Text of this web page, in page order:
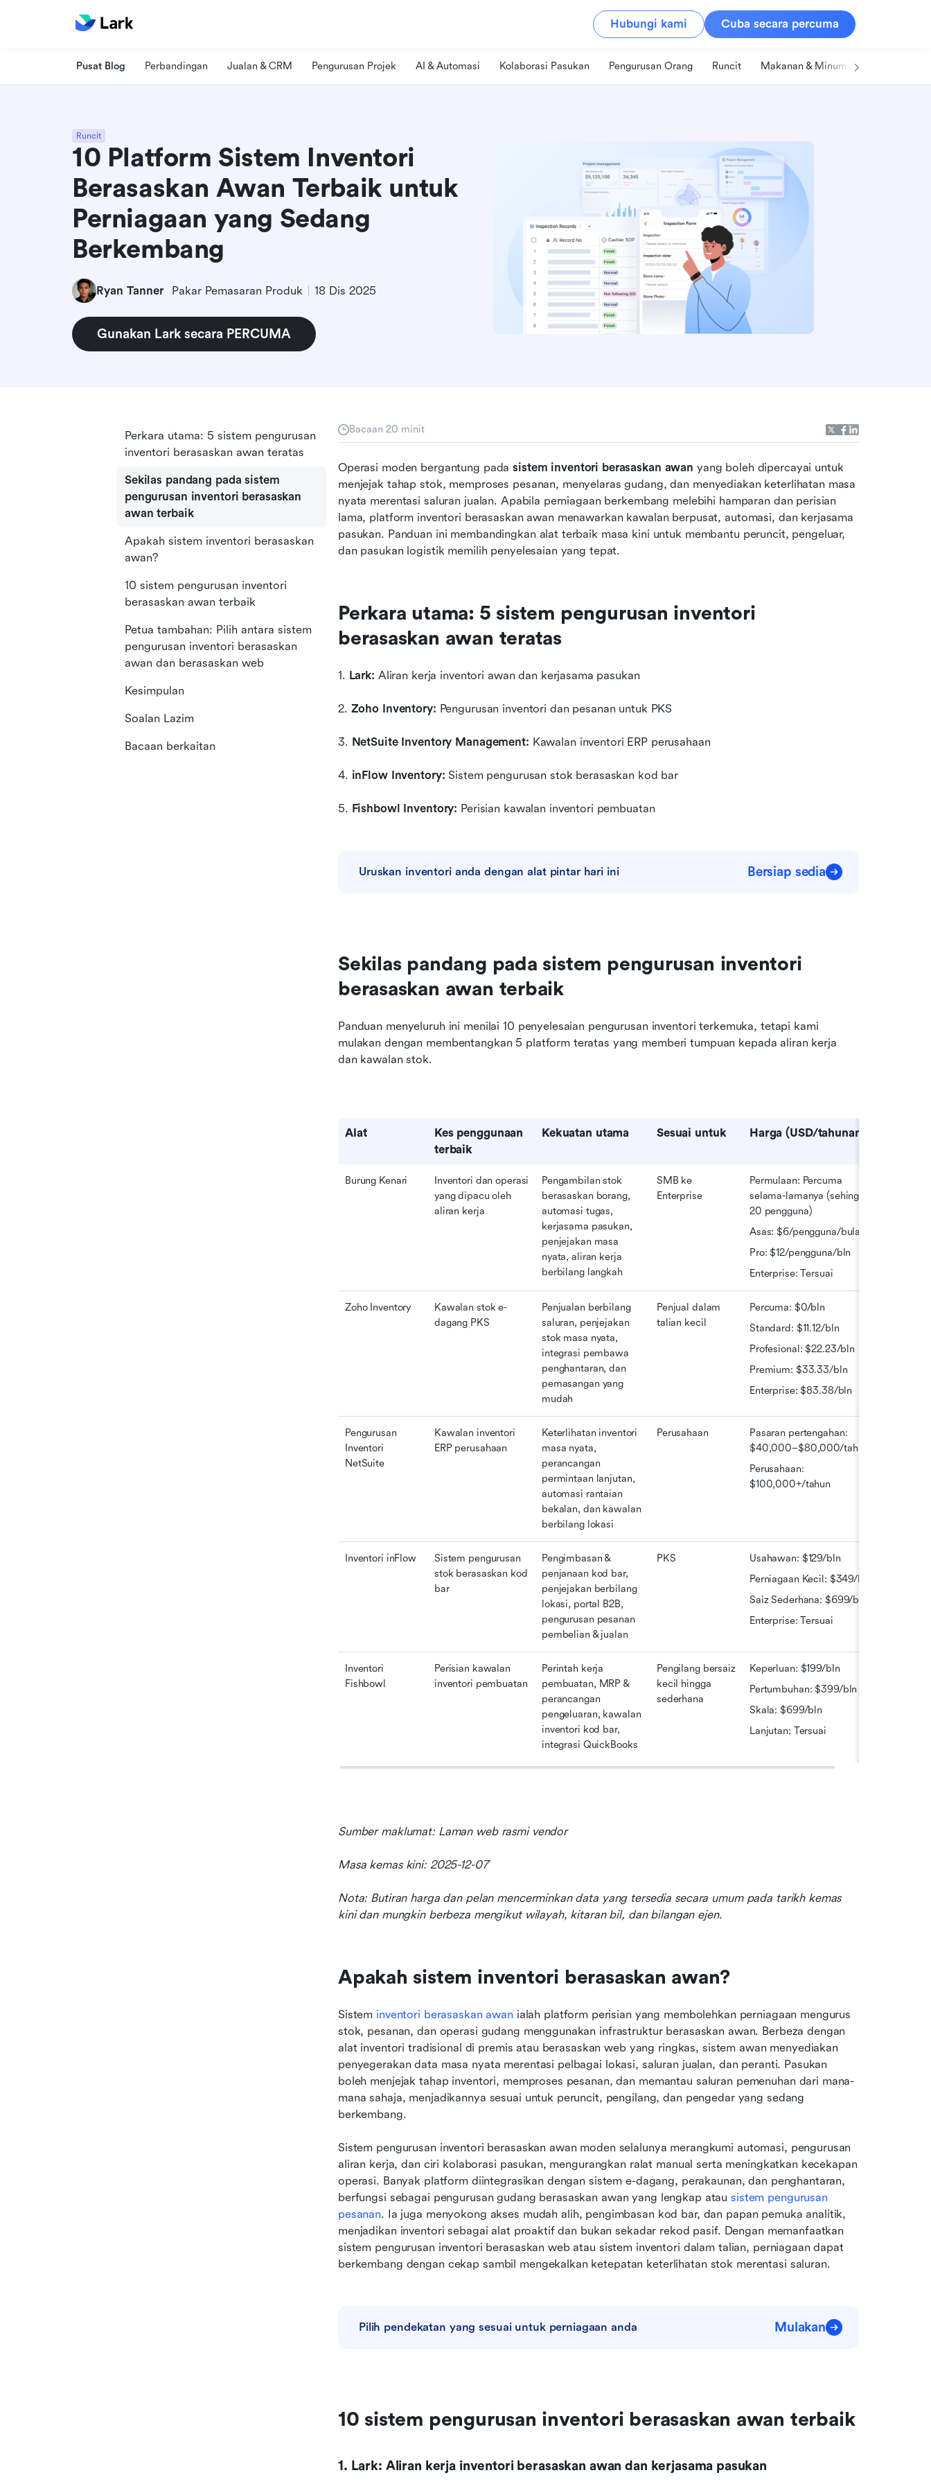
Hubungi kami Cuba secara percuma
Pusat Blog Perbandingan Jualan & CRM Pengurusan Projek AI & Automasi Kolaborasi Pasukan Pengurusan Orang Runcit Makanan & Minuman
Runcit
10 Platform Sistem Inventori
Berasaskan Awan Terbaik untuk
Perniagaan yang Sedang
Berkembang
Ryan Tanner Pakar Pemasaran Produk 18 Dis 2025
Gunakan Lark secara PERCUMA
Bacaan 20 minit
Operasi moden bergantung pada sistem inventori berasaskan awan yang boleh dipercayai untuk
menjejak tahap stok, memproses pesanan, menyelaras gudang, dan menyediakan keterlihatan masa
nyata merentasi saluran jualan. Apabila perniagaan berkembang melebihi hamparan dan perisian
lama, platform inventori berasaskan awan menawarkan kawalan berpusat, automasi, dan kerjasama
pasukan. Panduan ini membandingkan alat terbaik masa kini untuk membantu peruncit, pengeluar,
dan pasukan logistik memilih penyelesaian yang tepat.
Perkara utama: 5 sistem pengurusan inventori
berasaskan awan teratas
1. Lark: Aliran kerja inventori awan dan kerjasama pasukan
2. Zoho Inventory: Pengurusan inventori dan pesanan untuk PKS
3. NetSuite Inventory Management: Kawalan inventori ERP perusahaan
4. inFlow Inventory: Sistem pengurusan stok berasaskan kod bar
5. Fishbowl Inventory: Perisian kawalan inventori pembuatan
Uruskan inventori anda dengan alat pintar hari ini Bersiap sedia
Sekilas pandang pada sistem pengurusan inventori
berasaskan awan terbaik
Panduan menyeluruh ini menilai 10 penyelesaian pengurusan inventori terkemuka, tetapi kami
mulakan dengan membentangkan 5 platform teratas yang memberi tumpuan kepada aliran kerja
dan kawalan stok.
Alat
Kes penggunaan
terbaik
Kekuatan utama Sesuai untuk Harga (USD/tahunan)
Burung Kenari
Inventori dan operasi
yang dipacu oleh
aliran kerja
Pengambilan stok
berasaskan borang,
automasi tugas,
kerjasama pasukan,
penjejakan masa
nyata, aliran kerja
berbilang langkah
SMB ke
Enterprise
Permulaan: Percuma
selama-lamanya (sehingga
20 pengguna)
Asas: $6/pengguna/bulan
Pro: $12/pengguna/bln
Enterprise: Tersuai
Zoho Inventory
Kawalan stok e-
dagang PKS
Penjualan berbilang
saluran, penjejakan
stok masa nyata,
integrasi pembawa
penghantaran, dan
pemasangan yang
mudah
Penjual dalam
talian kecil
Percuma: $0/bln
Standard: $11.12/bln
Profesional: $22.23/bln
Premium: $33.33/bln
Enterprise: $83.38/bln
Pengurusan
Inventori
NetSuite
Kawalan inventori
ERP perusahaan
Keterlihatan inventori
masa nyata,
perancangan
permintaan lanjutan,
automasi rantaian
bekalan, dan kawalan
berbilang lokasi
Perusahaan
Pasaran pertengahan:
$40,000–$80,000/tahun
Perusahaan:
$100,000+/tahun
Inventori inFlow
Sistem pengurusan
stok berasaskan kod
bar
Pengimbasan &
penjanaan kod bar,
penjejakan berbilang
lokasi, portal B2B,
pengurusan pesanan
pembelian & jualan
PKS
Usahawan: $129/bln
Perniagaan Kecil: $349/bln
Saiz Sederhana: $699/bln
Enterprise: Tersuai
Inventori
Fishbowl
Perisian kawalan
inventori pembuatan
Perintah kerja
pembuatan, MRP &
perancangan
pengeluaran, kawalan
inventori kod bar,
integrasi QuickBooks
Pengilang bersaiz
kecil hingga
sederhana
Keperluan: $199/bln
Pertumbuhan: $399/bln
Skala: $699/bln
Lanjutan: Tersuai
Sumber maklumat: Laman web rasmi vendor
Masa kemas kini: 2025-12-07
Nota: Butiran harga dan pelan mencerminkan data yang tersedia secara umum pada tarikh kemas
kini dan mungkin berbeza mengikut wilayah, kitaran bil, dan bilangan ejen.
Apakah sistem inventori berasaskan awan?
Sistem inventori berasaskan awan ialah platform perisian yang membolehkan perniagaan mengurus
stok, pesanan, dan operasi gudang menggunakan infrastruktur berasaskan awan. Berbeza dengan
alat inventori tradisional di premis atau berasaskan web yang ringkas, sistem awan menyediakan
penyegerakan data masa nyata merentasi pelbagai lokasi, saluran jualan, dan peranti. Pasukan
boleh menjejak tahap inventori, memproses pesanan, dan memantau saluran pemenuhan dari mana-
mana sahaja, menjadikannya sesuai untuk peruncit, pengilang, dan pengedar yang sedang
berkembang.
Sistem pengurusan inventori berasaskan awan moden selalunya merangkumi automasi, pengurusan
aliran kerja, dan ciri kolaborasi pasukan, mengurangkan ralat manual serta meningkatkan kecekapan
operasi. Banyak platform diintegrasikan dengan sistem e-dagang, perakaunan, dan penghantaran,
berfungsi sebagai pengurusan gudang berasaskan awan yang lengkap atau sistem pengurusan
pesanan. Ia juga menyokong akses mudah alih, pengimbasan kod bar, dan papan pemuka analitik,
menjadikan inventori sebagai alat proaktif dan bukan sekadar rekod pasif. Dengan memanfaatkan
sistem pengurusan inventori berasaskan web atau sistem inventori dalam talian, perniagaan dapat
berkembang dengan cekap sambil mengekalkan ketepatan keterlihatan stok merentasi saluran.
Pilih pendekatan yang sesuai untuk perniagaan anda Mulakan
10 sistem pengurusan inventori berasaskan awan terbaik
1. Lark: Aliran kerja inventori berasaskan awan dan kerjasama pasukan
Perkara utama: 5 sistem pengurusan
inventori berasaskan awan teratas
Sekilas pandang pada sistem
pengurusan inventori berasaskan
awan terbaik
Apakah sistem inventori berasaskan
awan?
10 sistem pengurusan inventori
berasaskan awan terbaik
Petua tambahan: Pilih antara sistem
pengurusan inventori berasaskan
awan dan berasaskan web
Kesimpulan
Soalan Lazim
Bacaan berkaitan